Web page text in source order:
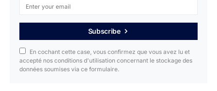
Subscribe
En cochant cette case, vous confirmez que vous avez lu et
accepté nos conditions d'utilisation concernant le stockage des
données soumises via ce formulaire.